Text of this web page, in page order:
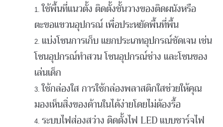
ใช้พื้นที่แนวตั้ง ติดตั้งชั้นวางของติดผนังหรือ
ตะขอแขวนอุปกรณ์ เพื่อประหยัดพื้นที่พื้น
แบ่งโซนการเก็บ แยกประเภทอุปกรณ์ชัดเจน เช่น
โซนอุปกรณ์ทำสวน โซนอุปกรณ์ช่าง และโซนของ
เล่นเด็ก
ใช้กล่องใส การใช้กล่องพลาสติกใสช่วยให้คุณ
มองเห็นสิ่งของด้านในได้ง่ายโดยไม่ต้องรื้อ
ระบบไฟส่องสว่าง ติดตั้งไฟ LED แบบชาร์จไฟ